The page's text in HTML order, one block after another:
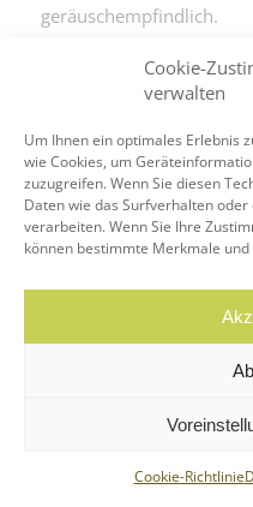
Cookie-
verwalten
Um Ihnen ein optimales Erlebnis
wie Cookies, um
zuzugreifen. Wenn Sie diesen
Daten wie das Surfverhalten
verarbeiten. Wenn Sie Ihre
können bestimmte Merkmale
Cookie-Richtlinie
geräuschempfindlich.
© Copyright - Homöopathie